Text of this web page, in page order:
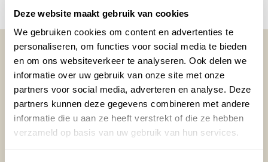
Deze website maakt gebruik van cookies
We gebruiken cookies om content en advertenties te
personaliseren, om functies voor social media te bieden
en om ons websiteverkeer te analyseren. Ook delen we
informatie over uw gebruik van onze site met onze
partners voor social media, adverteren en analyse. Deze
partners kunnen deze gegevens combineren met andere
informatie die u aan ze heeft verstrekt of die ze hebben
verzameld op basis van uw gebruik van hun services.
Bekijk alle reizen naar Planten in
Slovenie
Vakantietips & Inspiratie?
Voornaam Achternaam
E-mailadres* Waar ligt je interesse?